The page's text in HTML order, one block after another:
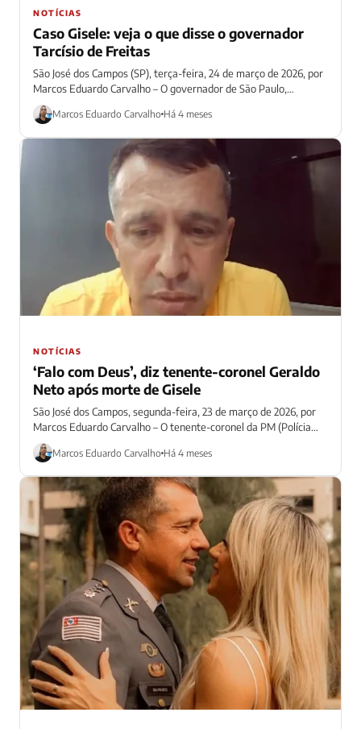
NOTÍCIAS
Caso Gisele: veja o que disse o governador
Tarcísio de Freitas
São José dos Campos (SP), terça-feira, 24 de março de 2026, por
Marcos Eduardo Carvalho – O governador de São Paulo,
Tarcísio...
Marcos Eduardo Carvalho Há 4 meses
NOTÍCIAS
‘Falo com Deus’, diz tenente-coronel Geraldo
Neto após morte de Gisele
São José dos Campos, segunda-feira, 23 de março de 2026, por
Marcos Eduardo Carvalho – O tenente-coronel da PM (Polícia
Militar), Geraldo...
Marcos Eduardo Carvalho Há 4 meses